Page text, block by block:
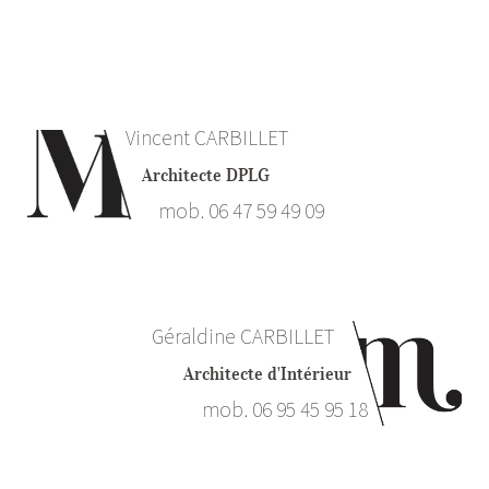
Vincent CARBILLET
Architecte DPLG
mob. 06 47 59 49 09
Géraldine CARBILLET
Architecte d'Intérieur
mob. 06 95 45 95 18